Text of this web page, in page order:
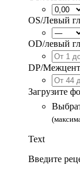
OS/Левый
OD/левый
DP/
Загрузите
Text
Введите